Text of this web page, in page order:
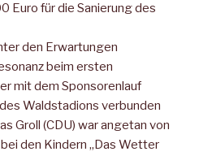
Euro für die Sanierung des
den Erwartungen
beim ersten
mit dem Sponsorenlauf
Waldstadions verbunden
Groll (CDU) war angetan von
den Kindern „Das Wetter